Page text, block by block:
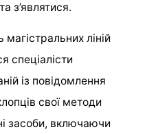
з’являтися.
ліній
спеціалісти
із повідомлення
свої методи
засоби, включаючи